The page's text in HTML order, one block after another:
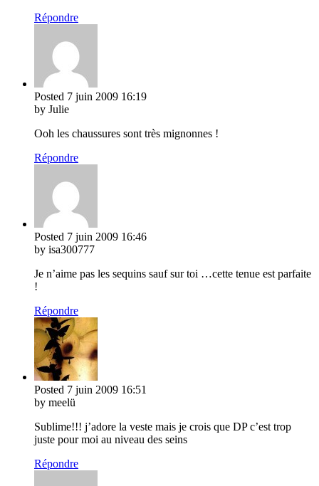
Répondre
Posted 7 juin 2009 16:19
by Julie
Ooh les chaussures sont très mignonnes !
Répondre
Posted 7 juin 2009 16:46
by isa300777
Je n’aime pas les sequins sauf sur toi …cette tenue est parfaite
!
Répondre
Posted 7 juin 2009 16:51
by meelü
Sublime!!! j’adore la veste mais je crois que DP c’est trop
juste pour moi au niveau des seins
Répondre